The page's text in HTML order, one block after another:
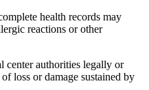
health records may
reactions or other
center authorities legally or
loss or damage sustained by